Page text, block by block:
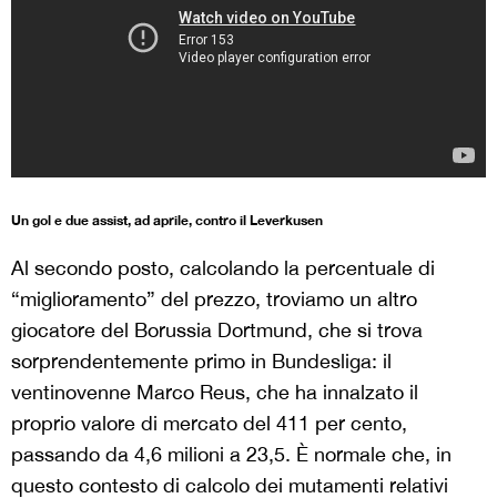
Un gol e due assist, ad aprile, contro il Leverkusen
Al secondo posto, calcolando la percentuale di
“miglioramento” del prezzo, troviamo un altro
giocatore del Borussia Dortmund, che si trova
sorprendentemente primo in Bundesliga: il
ventinovenne Marco Reus, che ha innalzato il
proprio valore di mercato del 411 per cento,
passando da 4,6 milioni a 23,5. È normale che, in
questo contesto di calcolo dei mutamenti relativi